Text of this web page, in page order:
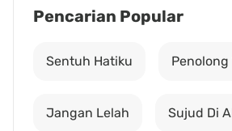
Pencarian Popular
Sentuh Hatiku Penolong
Jangan Lelah Sujud Di